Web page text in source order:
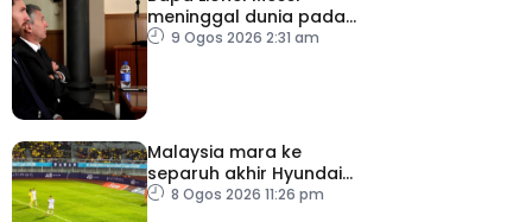
meninggal dunia pada
usia 68 tahun
9 Ogos 2026 2:31 am
Malaysia mara ke
separuh akhir Hyundai
ASEAN Cup
8 Ogos 2026 11:26 pm